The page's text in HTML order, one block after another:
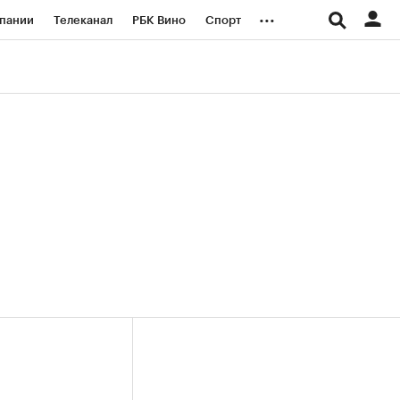
Телеканал РБК Вино Спорт ...